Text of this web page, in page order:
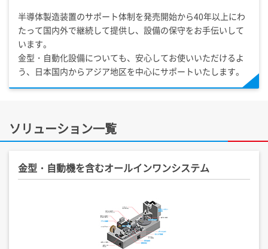
半導体製造装置のサポート体制を発売開始から40年以上にわ
たって国内外で継続して提供し、設備の保守をお手伝いして
います。
金型・自動化設備についても、安心してお使いいただけるよ
う、日本国内からアジア地区を中心にサポートいたします。
ソリューション一覧
金型・自動機を含むオールインワンシステム